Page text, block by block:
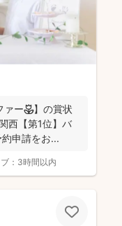
ァー🌷】の賞状
西【第1位】バ
申請をお...
： 3時間以内